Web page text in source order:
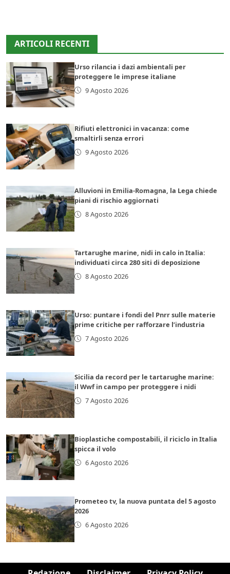
ARTICOLI RECENTI
Urso rilancia i dazi ambientali per
proteggere le imprese italiane
9 Agosto 2026
Rifiuti elettronici in vacanza: come
smaltirli senza errori
9 Agosto 2026
Alluvioni in Emilia-Romagna, la Lega chiede
piani di rischio aggiornati
8 Agosto 2026
Tartarughe marine, nidi in calo in Italia:
individuati circa 280 siti di deposizione
8 Agosto 2026
Urso: puntare i fondi del Pnrr sulle materie
prime critiche per rafforzare l’industria
7 Agosto 2026
Sicilia da record per le tartarughe marine:
il Wwf in campo per proteggere i nidi
7 Agosto 2026
Bioplastiche compostabili, il riciclo in Italia
spicca il volo
6 Agosto 2026
Prometeo tv, la nuova puntata del 5 agosto
2026
6 Agosto 2026